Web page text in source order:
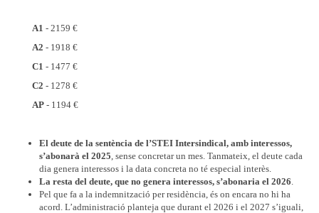
A1 - 2159 €
A2 - 1918 €
C1 - 1477 €
C2 - 1278 €
AP - 1194 €
El deute de la sentència de l’STEI Intersindical, amb interessos,
s’abonarà el 2025, sense concretar un mes. Tanmateix, el deute cada
dia genera interessos i la data concreta no té especial interès.
La resta del deute, que no genera interessos, s’abonaria el 2026.
Pel que fa a la indemnització per residència, és on encara no hi ha
acord. L’administració planteja que durant el 2026 i el 2027 s’iguali,